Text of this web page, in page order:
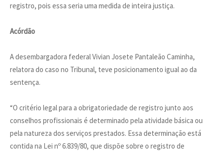
registro, pois essa seria uma medida de inteira justiça.
Acórdão
A desembargadora federal Vivian Josete Pantaleão Caminha,
relatora do caso no Tribunal, teve posicionamento igual ao da
sentença.
“O critério legal para a obrigatoriedade de registro junto aos
conselhos profissionais é determinado pela atividade básica ou
pela natureza dos serviços prestados. Essa determinação está
contida na Lei nº 6.839/80, que dispõe sobre o registro de